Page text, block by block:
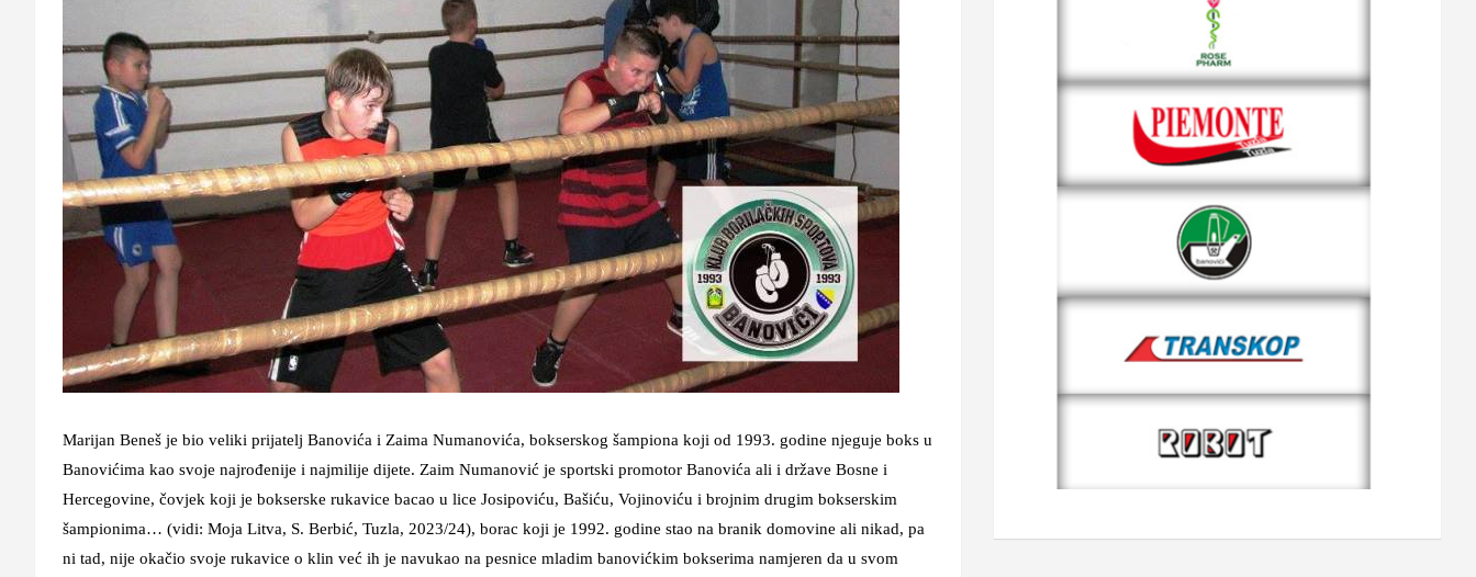
Marijan Beneš je bio veliki prijatelj Banovića i Zaima Numanovića, bokserskog šampiona koji od 1993. godine njeguje boks u
Banovićima kao svoje najrođenije i najmilije dijete. Zaim Numanović je sportski promotor Banovića ali i države Bosne i
Hercegovine, čovjek koji je bokserske rukavice bacao u lice Josipoviću, Bašiću, Vojinoviću i brojnim drugim bokserskim
šampionima… (vidi: Moja Litva, S. Berbić, Tuzla, 2023/24), borac koji je 1992. godine stao na branik domovine ali nikad, pa
ni tad, nije okačio svoje rukavice o klin već ih je navukao na pesnice mladim banovićkim bokserima namjeren da u svom